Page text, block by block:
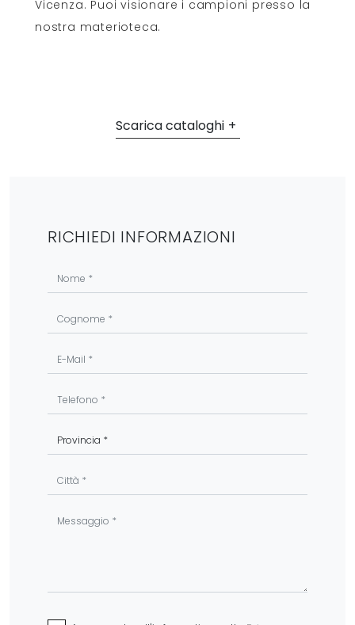
Vicenza. Puoi visionare i campioni presso la
nostra materioteca.
Scarica cataloghi
RICHIEDI INFORMAZIONI